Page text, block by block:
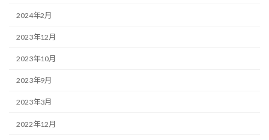
2024年2月
2023年12月
2023年10月
2023年9月
2023年3月
2022年12月